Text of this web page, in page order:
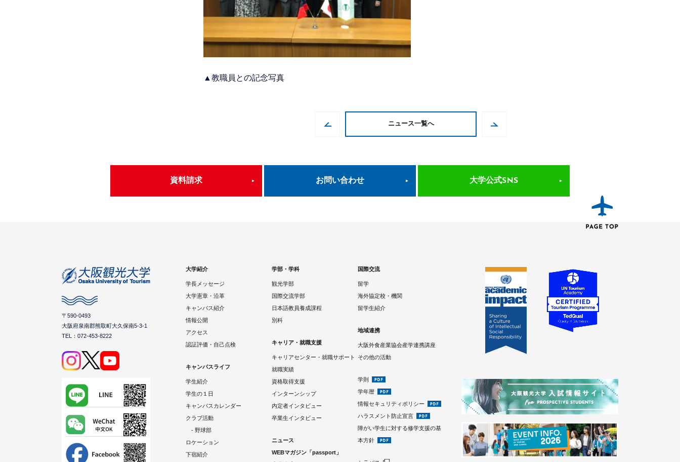
▲教職員との記念写真
ニュース一覧へ
資料請求 お問い合わせ 大学公式SNS
〒590-0493
大阪府泉南郡熊取町大久保南5-3-1
TEL：072-453-8222
大学紹介
学長メッセージ
大学憲章・沿革
キャンパス紹介
情報公開
アクセス
認証評価・自己点検
キャンパスライフ
学生紹介
学生の１日
キャンパスカレンダー
クラブ活動
- 野球部
ロケーション
下宿紹介
学部・学科
観光学部
国際交流学部
日本語教員養成課程
別科
キャリア・就職支援
キャリアセンター・就職サポート
就職実績
資格取得支援
インターンシップ
内定者インタビュー
卒業生インタビュー
ニュース
WEBマガジン「passport」
国際交流
留学
海外協定校・機関
留学生紹介
地域連携
大阪外食産業協会産学連携講座
その他の活動
学則
学年暦
情報セキュリティポリシー
ハラスメント防止宣言
障がい学生に対する修学支援の基
本方針